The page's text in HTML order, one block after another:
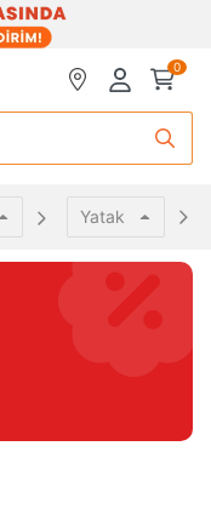
0
Yatak